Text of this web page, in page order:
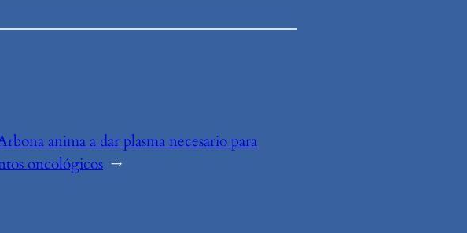
anima a dar plasma necesario para
oncológicos →